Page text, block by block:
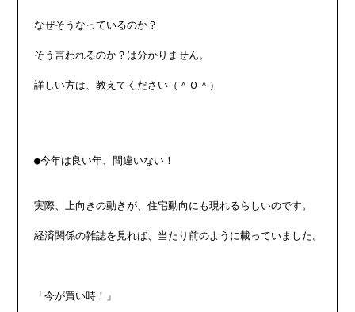
なぜそうなっているのか？
そう言われるのか？は分かりません。
詳しい方は、教えてください（＾Ｏ＾）
●今年は良い年、間違いない！
実際、上向きの動きが、住宅動向にも現れるらしいのです。
経済関係の雑誌を見れば、当たり前のように載っていました。
「今が買い時！」